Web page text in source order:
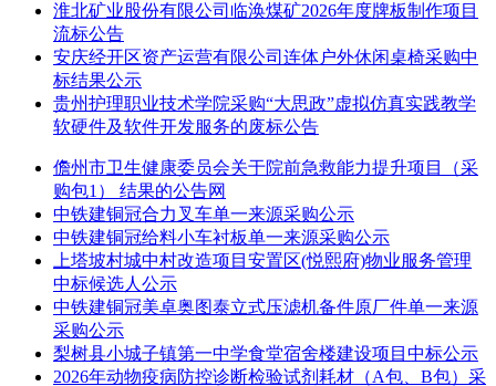
淮北矿业股份有限公司临涣煤矿2026年度牌板制作项目
流标公告
安庆经开区资产运营有限公司连体户外休闲桌椅采购中
标结果公示
贵州护理职业技术学院采购“大思政”虚拟仿真实践教学
软硬件及软件开发服务的废标公告
儋州市卫生健康委员会关于院前急救能力提升项目（采
购包1） 结果的公告网
中铁建铜冠合力叉车单一来源采购公示
中铁建铜冠给料小车衬板单一来源采购公示
上塔坡村城中村改造项目安置区(悦熙府)物业服务管理
中标候选人公示
中铁建铜冠美卓奥图泰立式压滤机备件原厂件单一来源
采购公示
梨树县小城子镇第一中学食堂宿舍楼建设项目中标公示
2026年动物疫病防控诊断检验试剂耗材（A包、B包）采